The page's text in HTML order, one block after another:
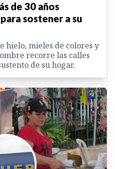
de 30 años
sostener a su
hielo, mieles de colores y
recorre las calles
de su hogar.